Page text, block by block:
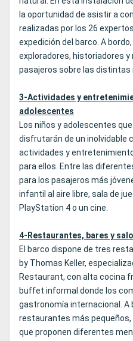
la oportunidad de asistir a
realizadas por los 26
expedición del barco. A
exploradores, historiadores
pasajeros sobre las distintas
3-Actividades y
adolescentes
Los niños y adolescentes
disfrutarán de un inolvidable
actividades y
para ellos. Entre las
para los pasajeros más
infantil al aire libre, sala de
PlayStation 4 o un cine.
4-Restaurantes, bares y
El barco dispone de tres
by Thomas Keller,
Restaurant, con alta cocina
buffet informal donde los
gastronomía internacional. A
restaurantes más pequeños,
que proponen diferentes